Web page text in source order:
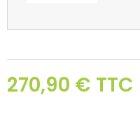
270,90 € TTC